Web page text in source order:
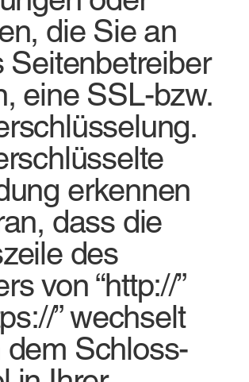
die Sie an
Seitenbetreiber
eine SSL-bzw.
erkennen
dass die
des
von “http://”
” wechselt
dem Schloss-